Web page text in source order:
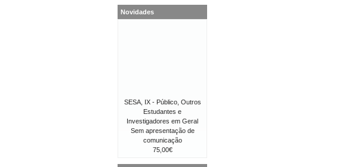
Novidades
SESA, IX - Público, Outros
Estudantes e
Investigadores em Geral
Sem apresentação de
comunicação
75,00€